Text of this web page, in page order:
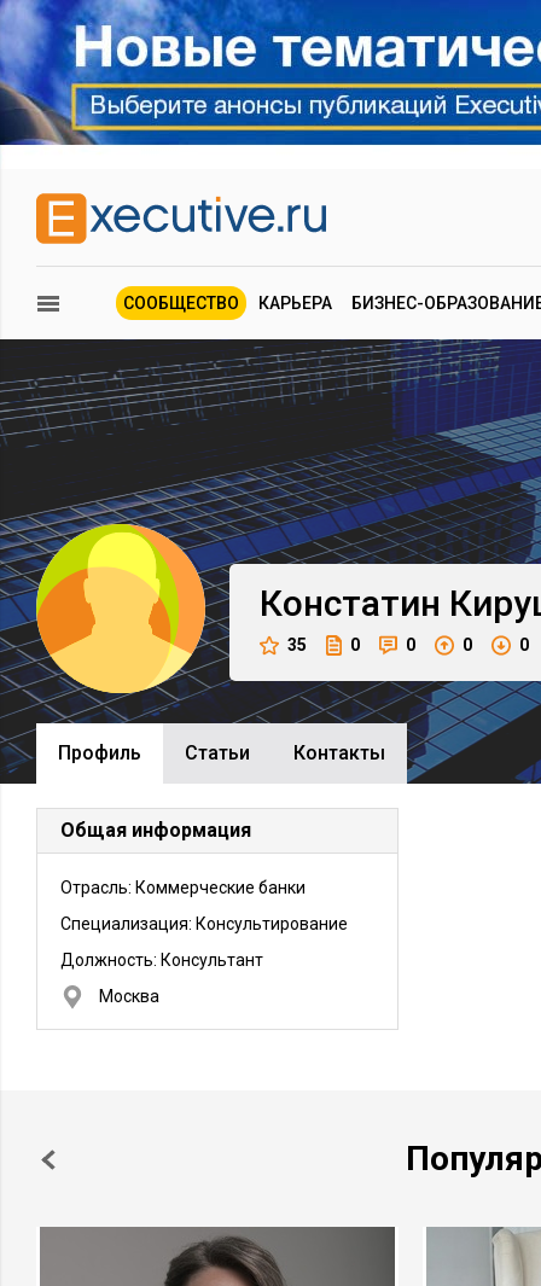
СООБЩЕСТВО КАРЬЕРА БИЗНЕС-
Констатин
35 0 0 0 0
Профиль Cтатьи Контакты
Общая информация
Отрасль: Коммерческие банки
Специализация: Консультирование
Должность: Консультант
Москва